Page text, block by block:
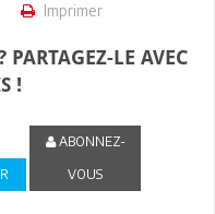
Imprimer
LE AVEC
!
ABONNEZ-
VOUS